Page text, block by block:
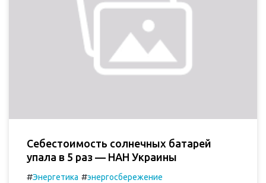
Себестоимость солнечных батарей
упала в 5 раз — НАН Украины
#Энергетика #энергосбережение